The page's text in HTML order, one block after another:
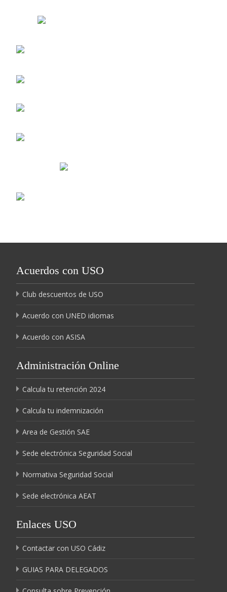
Acuerdos con USO
Club descuentos de USO
Acuerdo con UNED idiomas
Acuerdo con ASISA
Administración Online
Calcula tu retención 2024
Calcula tu indemnización
Area de Gestión SAE
Sede electrónica Seguridad Social
Normativa Seguridad Social
Sede electrónica AEAT
Enlaces USO
Contactar con USO Cádiz
GUIAS PARA DELEGADOS